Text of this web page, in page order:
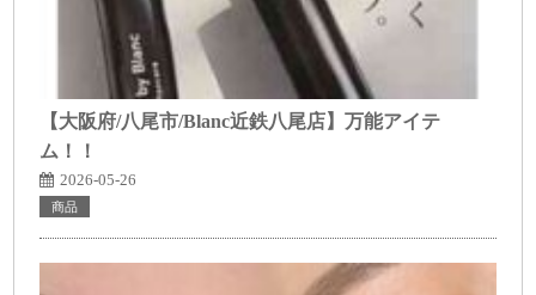
【大阪府/八尾市/Blanc近鉄八尾店】万能アイテ
ム！！
2026-05-26
商品